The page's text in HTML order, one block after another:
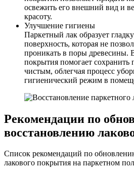
освежить его внешний вид и
красоту.
Улучшение гигиены
Паркетный лак образует
поверхность, которая не
проникать в поры древесины.
покрытия помогает сохранить
чистым, облегчая процесс
гигиенический режим в
Рекомендации по
восстановлению
Список рекомендаций по
лакового покрытия на паркетном